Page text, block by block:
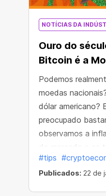
NOTÍCIAS DA
Ouro do
Bitcoin é a
Podemos
moedas
dólar americano?
preocupado
observamos a
do mercado e as
econômicas
A taxa de inflação
#tips
Publicados: 22 de